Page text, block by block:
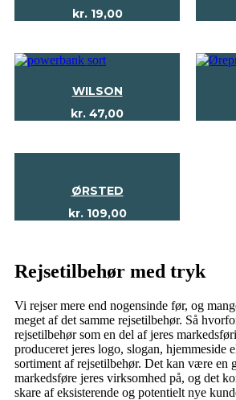
kr.19,00
WILSON
kr. 47,00
ØRSTED
kr.109,00
Rejsetilbehør med tryk
Vi rejser mere end nogensinde før, og
meget af det samme rejsetilbehør. Så
rejsetilbehør som en del af jeres
produceret jeres logo, slogan, hjemmeside
sortiment af rejsetilbehør. Det kan være en
markedsføre jeres virksomhed på, og det
skare af eksisterende og potentielt nye